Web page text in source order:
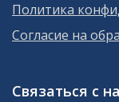
Политика
Согласие на
Связаться с